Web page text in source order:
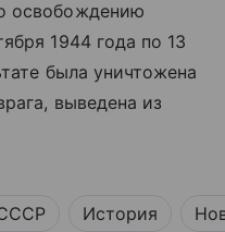
освобождению
1944 года по 13
была уничтожена
выведена из
История